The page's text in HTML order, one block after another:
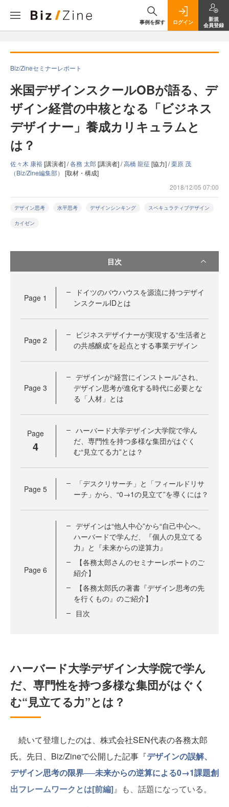
事例を探す ログイン
新規
会員登録
Biz/Zineセミナーレポート
米国デザインスクールOBが語る、デ
ザイン経営の中核となる「ビジネス
デザイナー」養成カリキュラムと
は？
佐々木 康裕[講演者] /各務 太郎[講演者] /高橋 龍征 [協力] /栗原 茂
（Biz/Zine編集部） [取材・構成]
2018/12/05 07:00
デザイン思考 水平思考 デザインシンキング スペキュラティブデザイン
カイゼン
目次
Page 1
ドイツのバウハウスを源流に持つデザイ
ンスクールIDとは
Page 2
ビジネスデザイナーが実現する“生活者と
の共感醸成”を起点とする事業デザイン
Page 3
デザインが“経営にインストール”され、
デザイン思考が進化する時代に必要とな
る「人材」とは
Page
4
ハーバード大学デザイン大学院で学ん
だ、専門性を持つ多様な集団がはぐく
む“見立てる力”とは？
Page 5
「デスクリサーチ」と「フィールドリサ
ーチ」から、“0→1の見立て”を導くには？
Page 6
デザインは“他人中心”から“自己中心へ。
ハーバードで学んだ、『個人の見立てる
力』と『未来からの逆算力』
【各務太郎さんのセミナーレポートのご
紹介】
【各務太郎氏の著書『デザイン思考の先
を行くもの』のご紹介】
目次
ハーバード大学デザイン大学院で学ん
だ、専門性を持つ多様な集団がはぐく
む“見立てる力”とは？
続いて登壇したのは、株式会社SEN代表の各務太郎
氏。先日、Biz/Zineで公開した記事『デザインの誤解、
デザイン思考の限界──未来からの逆算による0→1課題創
出フレームワークとは[前編]』も、話題になっている。